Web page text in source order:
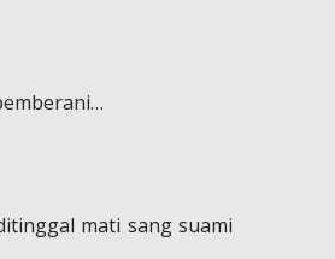
mati sang suami